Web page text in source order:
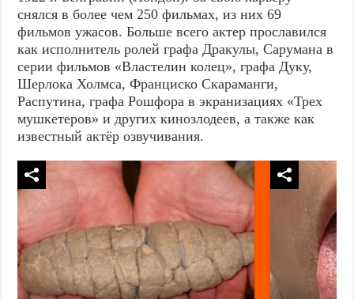
снялся в более чем 250 фильмах, из них 69
фильмов ужасов. Больше всего актер прославился
как исполнитель ролей графа Дракулы, Сарумана в
серии фильмов «Властелин колец», графа Дуку,
Шерлока Холмса, Франциско Скараманги,
Распутина, графа Рошфора в экранизациях «Трех
мушкетеров» и других кинозлодеев, а также как
известный актёр озвучивания.